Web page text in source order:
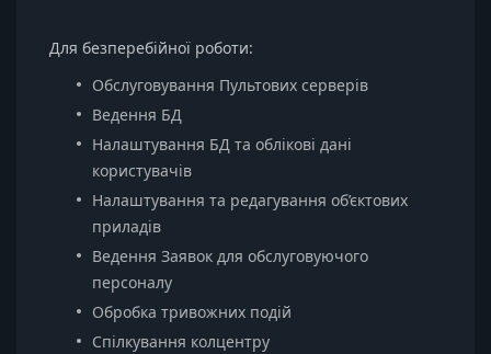
Для безперебійної роботи:
Обслуговування Пультових серверів
Ведення БД
Налаштування БД та облікові дані
користувачів
Налаштування та редагування об’єктових
приладів
Ведення Заявок для обслуговуючого
персоналу
Обробка тривожних подій
Спілкування колцентру